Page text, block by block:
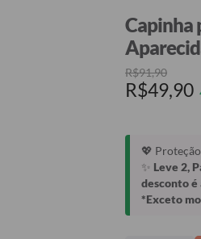
Capinha
R$91,90
R$49,90
💖
✨ Leve 2,
desconto
*Exceto